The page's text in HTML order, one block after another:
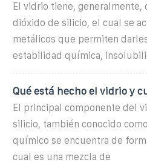
El vidrio tiene, generalmente,
dióxido de silicio, el cual se
metálicos que permiten
estabilidad química,
Qué está hecho el vidrio y
El principal componente del
silicio, también conocido
químico se encuentra de
cual es una mezcla de